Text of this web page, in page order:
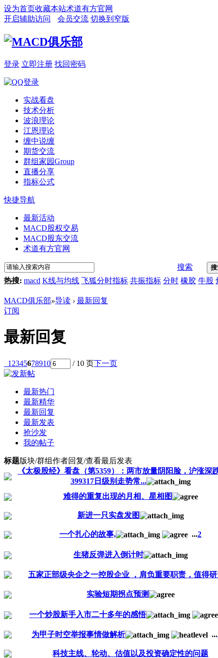
设为首页收藏本站术道有方官网
开启辅助访问
会员交流 切换到窄版
登录 立即注册 找回密码
实战看盘
技术分析
波浪理论
江恩理论
缠中说缠
期货交流
群组家园Group
直播分享
指标公式
快捷导航
最新活动
MACD股权交易
MACD股东交流
术道有方官网
搜索
热搜: macd K线与均线 飞狐分时指标 共振指标 分时 橡胶 牛股
MACD俱乐部»导读 › 最新回复
订阅
最新回复
1 2345678910 / 10 页下一页
最新热门
最新精华
最新回复
最新发表
抢沙发
我的帖子
标题版块/群组作者回复/查看最后发表
《太极股经》看盘（第5359）：两市放量阴阳脸，沪涨深
399317日级别走势常...
难得的重复出现的月相、星相图
新进一只实盘发图
一个扎心的故事, ...2
生猪反弹进入倒计时
五家正部级央企之一控股企业 ，肩负重要职责，值得
实验短期拐点预测
一个炒股新手入市二十多年的感悟
为甲子时空举报事情做解析 ...
科技主线、轮动、估值以及投资确定性的问题